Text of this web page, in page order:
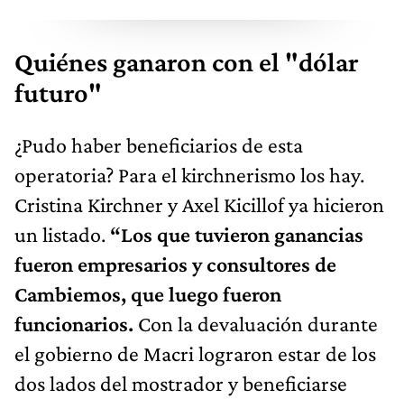
Quiénes ganaron con el "dólar
futuro"
¿Pudo haber beneficiarios de esta
operatoria? Para el kirchnerismo los hay.
Cristina Kirchner y Axel Kicillof ya hicieron
un listado. “Los que tuvieron ganancias
fueron empresarios y consultores de
Cambiemos, que luego fueron
funcionarios. Con la devaluación durante
el gobierno de Macri lograron estar de los
dos lados del mostrador y beneficiarse